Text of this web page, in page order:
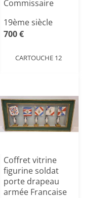
Commissaire
Gue[...]
19ème siècle
700 €
CARTOUCHE 12
Coffret vitrine
figurine soldat
porte drapeau
armée Francaise